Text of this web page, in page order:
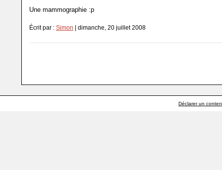
Une mammographie :p
Écrit par : Simon | dimanche, 20 juillet 2008
Déclarer un